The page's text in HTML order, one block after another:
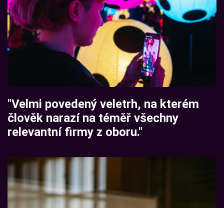
"Velmi povedený veletrh, na kterém
člověk narazí na téměř všechny
relevantní firmy z oboru."